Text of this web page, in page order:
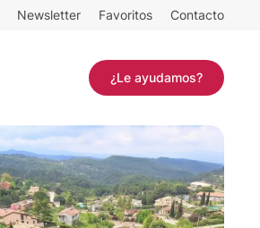
Newsletter Favoritos Contacto
¿Le ayudamos?